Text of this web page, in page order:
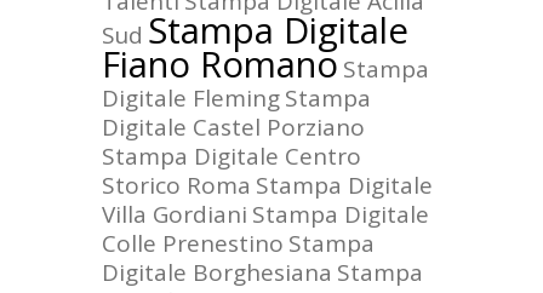
Sud Stampa Digitale
Fiano Romano Stampa
Digitale FlemingStampa
Digitale Castel Porziano
Stampa Digitale Centro
Storico Roma Stampa Digitale
Villa Gordiani Stampa Digitale
Colle Prenestino Stampa
Digitale Borghesiana Stampa